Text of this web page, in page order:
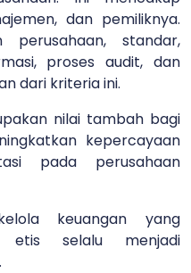
dan pemiliknya.
perusahaan, standar,
proses audit, dan
dari kriteria ini.
nilai tambah bagi
kepercayaan
pada perusahaan
keuangan yang
etis selalu menjadi